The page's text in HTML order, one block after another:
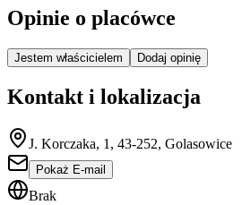
Opinie o placówce
Jestem właścicielem Dodaj opinię
Kontakt i lokalizacja
J. Korczaka, 1, 43-252, Golasowice
Pokaż E-mail
Brak